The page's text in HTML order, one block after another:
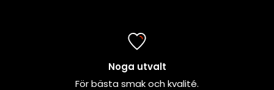
Noga utvalt
För bästa smak och kvalité.